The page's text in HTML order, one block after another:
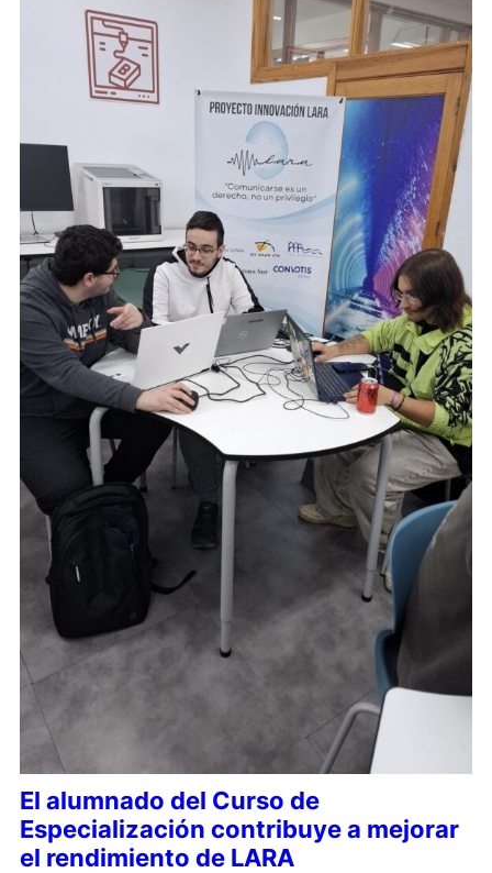
El alumnado del Curso de
Especialización contribuye a mejorar
el rendimiento de LARA